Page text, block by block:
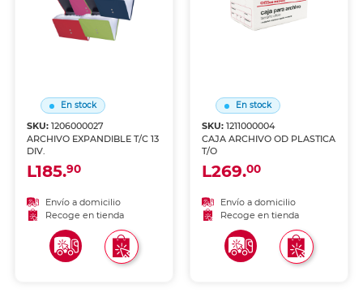
En stock
SKU:1206000027
ARCHIVO EXPANDIBLE T/C 13
DIV.
L185.90
Envío a domicilio
Recoge en tienda
En stock
SKU: 1211000004
CAJA ARCHIVO OD PLASTICA
T/O
L269.00
Envío a domicilio
Recoge en tienda